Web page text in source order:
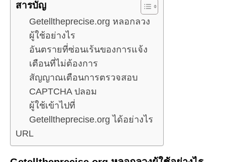
สารบัญ
Getelltheprecise.org หลอกลวง
ผู้ใช้อย่างไร
อันตรายที่ซ่อนเร้นของการแจ้ง
เตือนที่ไม่ต้องการ
สัญญาณเตือนการตรวจสอบ
CAPTCHA ปลอม
ผู้ใช้เข้าไปที่
Getelltheprecise.org ได้อย่างไร
URL